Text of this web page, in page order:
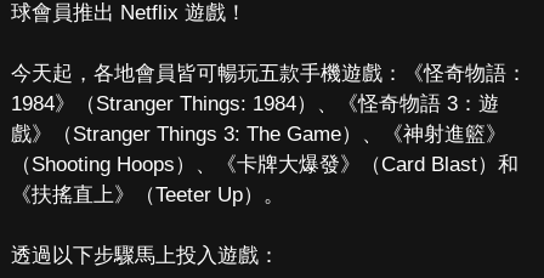
球會員推出 Netflix 遊戲！
今天起，各地會員皆可暢玩五款手機遊戲：《怪奇物語：
1984》（Stranger Things: 1984）、《怪奇物語 3：遊
戲》（Stranger Things 3: The Game）、《神射進籃》
（Shooting Hoops）、《卡牌大爆發》（Card Blast）和
《扶搖直上》（Teeter Up）。
透過以下步驟馬上投入遊戲：